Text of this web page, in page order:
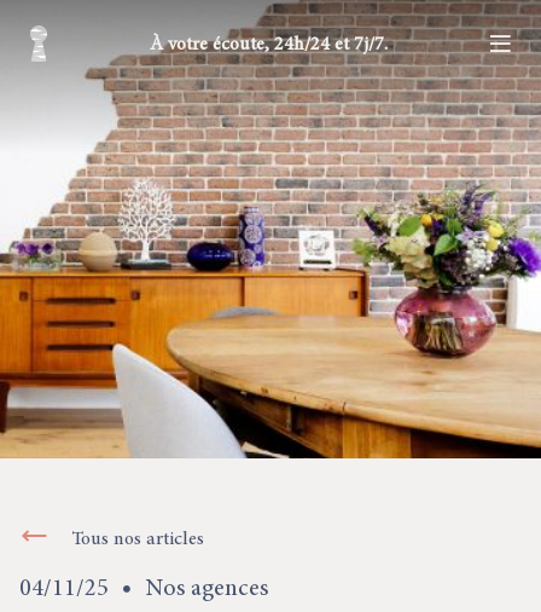
À votre écoute, 24h/24 et 7j/7.
Tous nos articles
04/11/25 Nos agences